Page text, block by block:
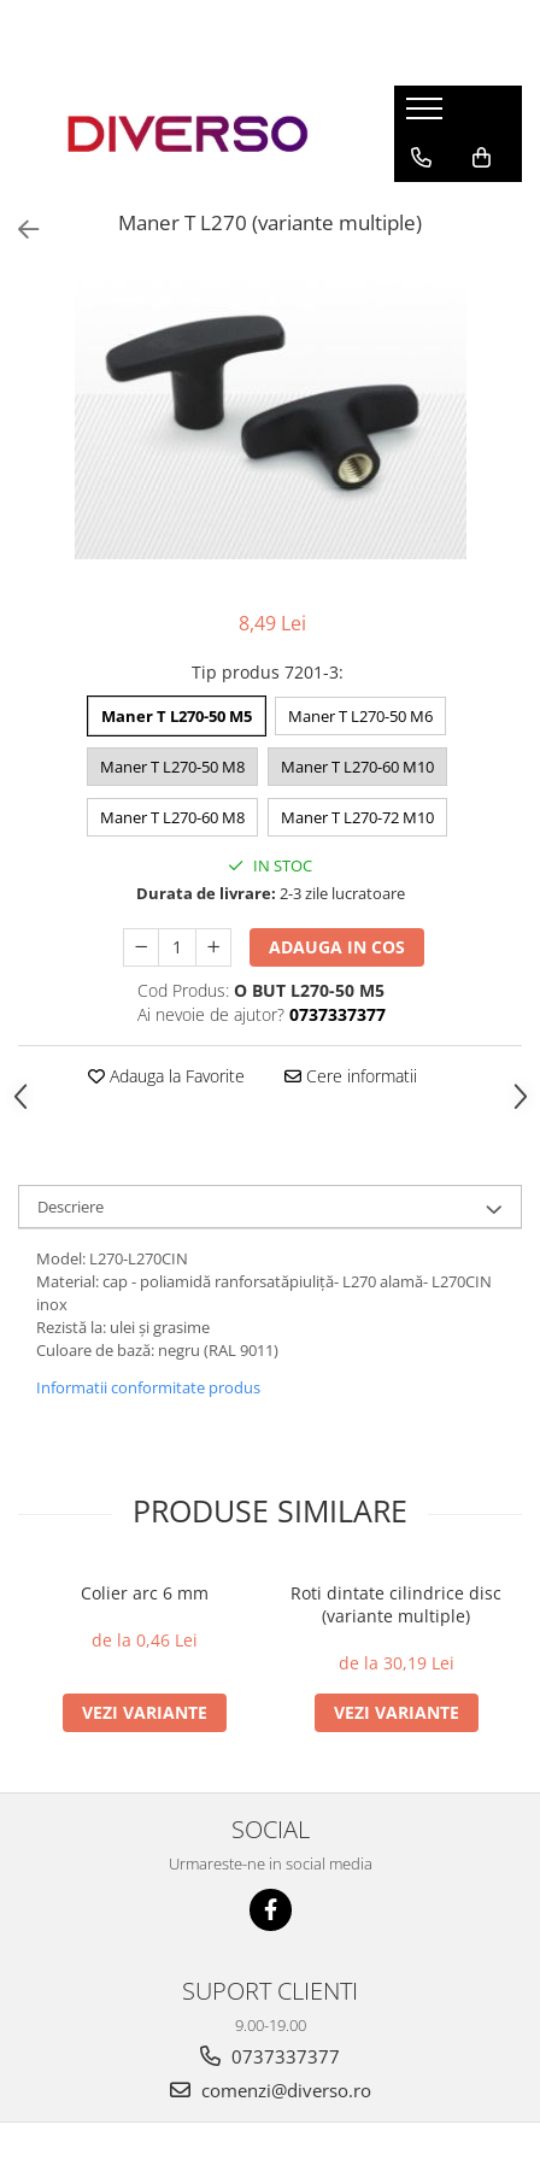
ASA
Maner T L270 (variante multiple)
8,49 Lei
Tip produs 7201-3:
Maner T L270-50 M5 Maner T L270-50 M6
Maner T L270-50 M8 Maner T L270-60 M10
Maner T L270-60 M8 Maner T L270-72 M10
IN STOC
Durata de livrare: 2-3 zile lucratoare
ADAUGA IN COS
Cod Produs: O BUT L270-50 M5
Ai nevoie de ajutor? 0737337377
Adauga la Favorite Cere informatii
Descriere
Model: L270-L270CIN
Material: cap - poliamidă ranforsatăpiuliță- L270 alamă- L270CIN
inox
Rezistă la: ulei și grasime
Culoare de bază: negru (RAL 9011)
Informatii conformitate produs
PRODUSE SIMILARE
Colier arc 6 mm
de la 0,46 Lei
VEZI VARIANTE
Roti dintate cilindrice disc
(variante multiple)
de la 30,19 Lei
VEZI VARIANTE
SOCIAL
Urmareste-ne in social media
SUPORT CLIENTI
9.00-19.00
0737337377
comenzi@diverso.ro